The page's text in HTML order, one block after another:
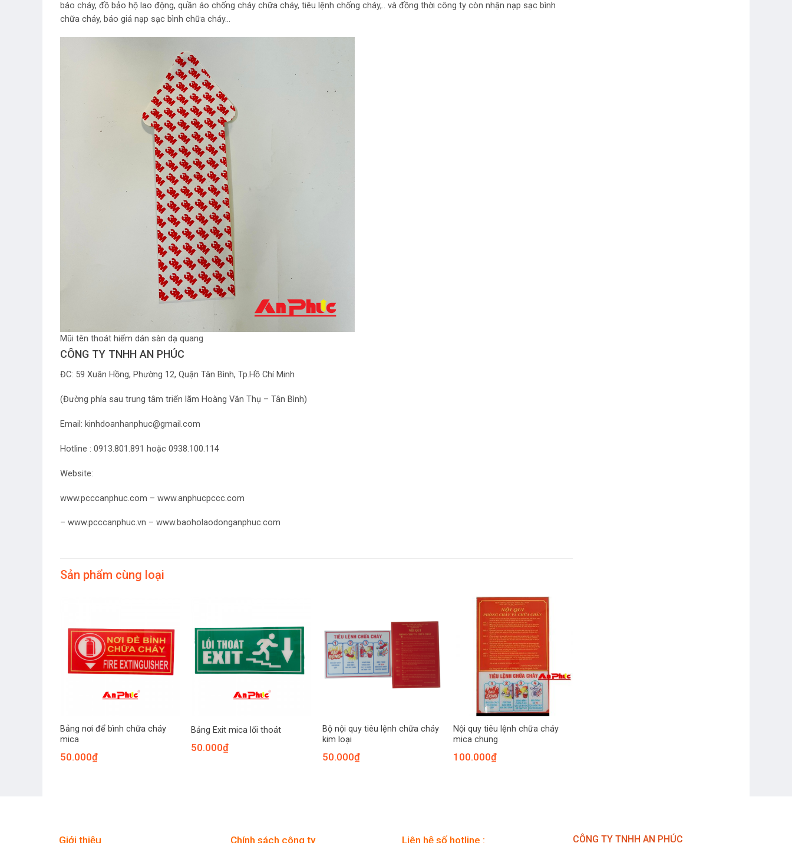
báo cháy, đồ bảo hộ lao động, quần áo chống cháy chữa cháy, tiêu lệnh chống cháy,.. và đồng thời công ty còn nhận nạp sạc bình
chữa cháy, báo giá nạp sạc bình chữa cháy…
Mũi tên thoát hiểm dán sàn dạ quang
CÔNG TY TNHH AN PHÚC
ĐC: 59 Xuân Hồng, Phường 12, Quận Tân Bình, Tp.Hồ Chí Minh
(Đường phía sau trung tâm triển lãm Hoàng Văn Thụ – Tân Bình)
Email: kinhdoanhanphuc@gmail.com
Hotline : 0913.801.891 hoặc 0938.100.114
Website:
www.pcccanphuc.com – www.anphucpccc.com
– www.pcccanphuc.vn – www.baoholaodonganphuc.com
Sản phẩm cùng loại
Bảng nơi để bình chữa cháy
mica
50.000₫
Bảng Exit mica lối thoát
50.000₫
Bộ nội quy tiêu lệnh chữa cháy
kim loại
50.000₫
Nội quy tiêu lệnh chữa cháy
mica chung
100.000₫
Giới thiệu Chính sách công ty Liên hệ số hotline : CÔNG TY TNHH AN PHÚC